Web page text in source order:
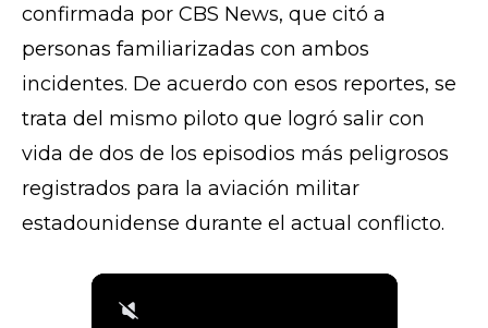
confirmada por CBS News, que citó a
personas familiarizadas con ambos
incidentes. De acuerdo con esos reportes, se
trata del mismo piloto que logró salir con
vida de dos de los episodios más peligrosos
registrados para la aviación militar
estadounidense durante el actual conflicto.